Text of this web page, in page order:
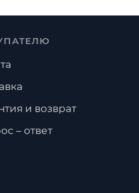
и возврат
– ответ